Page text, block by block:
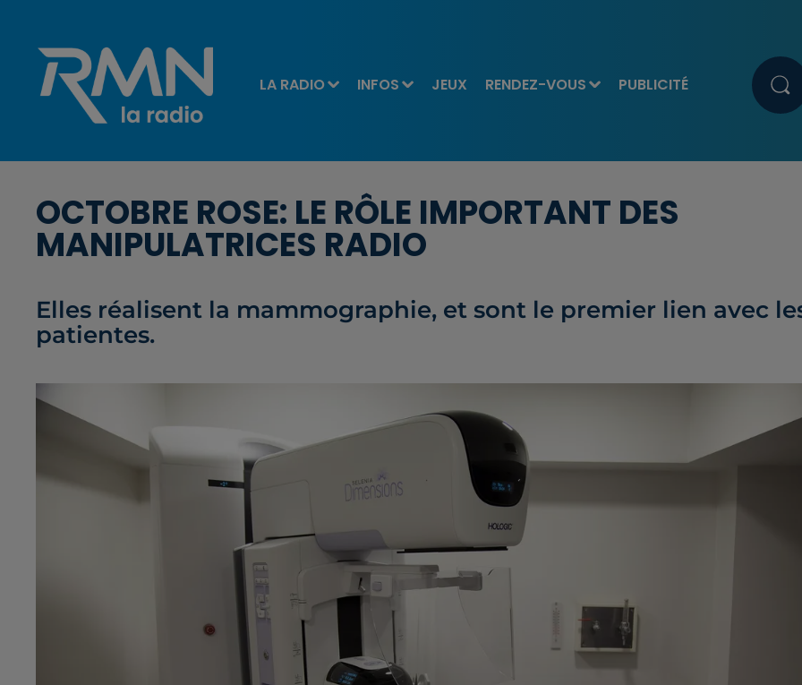
LA RADIO INFOS JEUX RENDEZ-VOUS PUBLICITÉ
OCTOBRE ROSE: LE RÔLE IMPORTANT DES
MANIPULATRICES RADIO
Elles réalisent la mammographie, et sont le premier lien avec
patientes.